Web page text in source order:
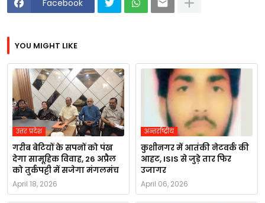
Facebook
YOU MIGHT LIKE
उत्तर प्रदेश
गरीब बेटियों के सपनों को पंख
देगा सामूहिक विवाह, 26 अप्रैल
को तुर्कपट्टी में सजेगा मंगलमंच
April 18, 2026
अन्तर्राष्ट्रीय
कुशीनगर में आतंकी नेटवर्क की
आहट, ISIS से जुड़े तार फिर
उजागर
April 06, 2026